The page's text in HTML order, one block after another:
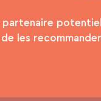
partenaire
les